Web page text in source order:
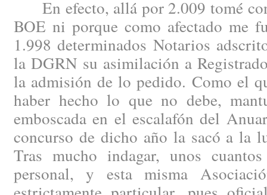
En efecto, allá por 2.009 tomé
BOE ni porque como afectado me
1.998 determinados Notarios
la DGRN su asimilación a
la admisión de lo pedido. Como el
haber hecho lo que no debe,
emboscada en el escalafón del
concurso de dicho año la sacó a la
Tras mucho indagar, unos
personal, y esta misma